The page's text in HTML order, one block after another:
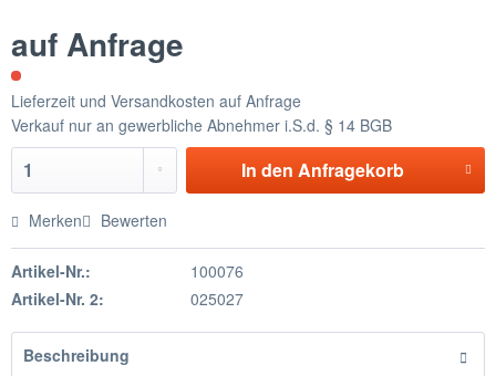
auf Anfrage
Lieferzeit und Versandkosten auf Anfrage
Verkauf nur an gewerbliche Abnehmer i.S.d. § 14 BGB
In den Anfragekorb
Merken Bewerten
Artikel-Nr.:
100076
Artikel-Nr. 2:
025027
Beschreibung